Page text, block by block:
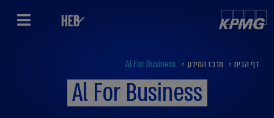
HEB
דף הבית > מרכז המידע >
Al For Business
Al For Business